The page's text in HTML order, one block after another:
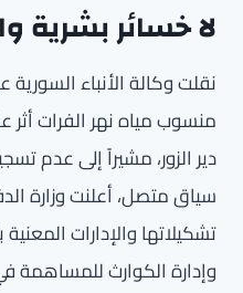
لا خسائر بشرية
نقلت وكالة الأنباء
منسوب مياه نهر الفرات
دير الزور، مشيراً إلى عدم
سياق متصل، أعلنت وزارة
تشكيلاتها والإدارات
وإدارة الكوارث للمساهمة